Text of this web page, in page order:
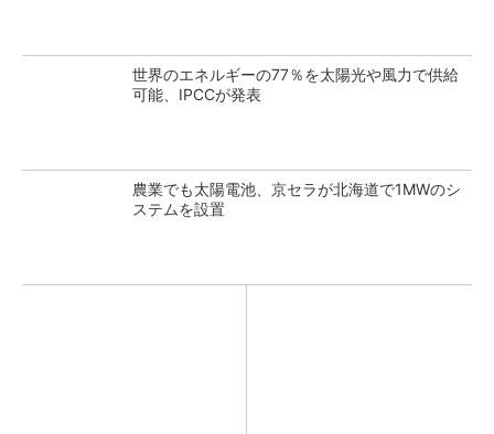
世界のエネルギーの77％を太陽光や風力で供給
可能、IPCCが発表
農業でも太陽電池、京セラが北海道で1MWのシ
ステムを設置